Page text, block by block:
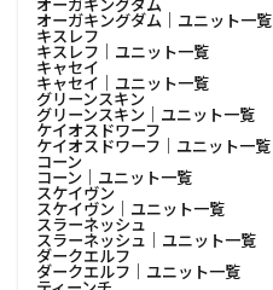
オーガキングダム
オーガキングダム│ユニット一覧
キスレフ
キスレフ│ユニット一覧
キャセイ
キャセイ│ユニット一覧
グリーンスキン
グリーンスキン│ユニット一覧
ケイオスドワーフ
ケイオスドワーフ│ユニット一覧
コーン
コーン│ユニット一覧
スケイヴン
スケイヴン│ユニット一覧
スラーネッシュ
スラーネッシュ│ユニット一覧
ダークエルフ
ダークエルフ│ユニット一覧